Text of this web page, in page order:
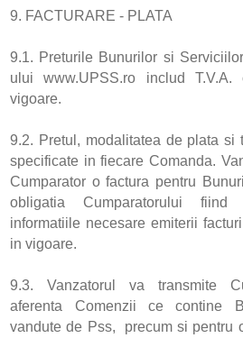
9. FACTURARE - PLATA
9.1. Preturile Bunurilor si
ului www.UPSS.ro includ T.V.A.
vigoare.
9.2. Pretul, modalitatea de plata si
specificate in fiecare Comanda.
Cumparator o factura pentru
obligatia Cumparatorului
informatiile necesare emiterii
in vigoare.
9.3. Vanzatorul va transmite
aferenta Comenzii ce contine
vandute de Pss, precum si pentru